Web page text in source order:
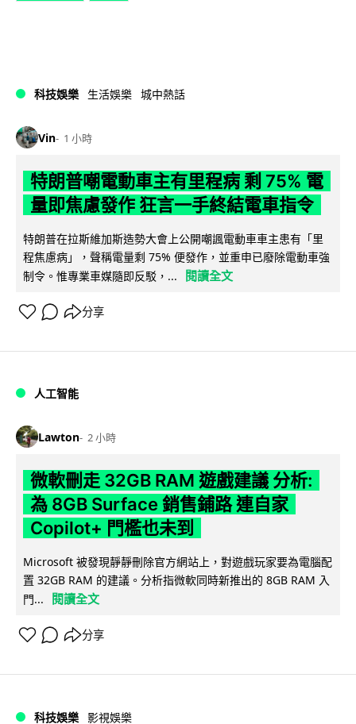
科技娛樂 生活娛樂 城中熱話
Vin 1 小時
特朗普嘲電動車主有里程病 剩 75% 電
量即焦慮發作 狂言一手終結電車指令
特朗普在拉斯維加斯造勢大會上公開嘲諷電動車車主患有「里
程焦慮病」，聲稱電量剩 75% 便發作，並重申已廢除電動車強
制令。惟專業車媒隨即反駁，...
閱讀全文
分享
人工智能
Lawton 2 小時
微軟刪走 32GB RAM 遊戲建議 分析:
為 8GB Surface 銷售鋪路 連自家
Copilot+ 門檻也未到
Microsoft 被發現靜靜刪除官方網站上，對遊戲玩家要為電腦配
置 32GB RAM 的建議。分析指微軟同時新推出的 8GB RAM 入
門...
閱讀全文
分享
科技娛樂 影視娛樂